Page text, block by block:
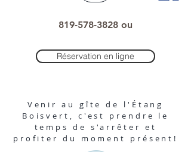
819-578-3828 ou
Réservation en ligne
Venir au gîte de l'Étang
Boisvert, c'est prendre le
temps de s'arrêter et
profiter du moment présent!